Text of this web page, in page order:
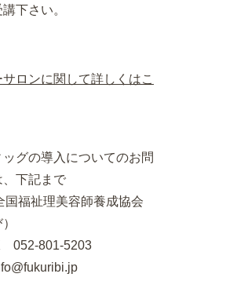
下さい。
ロンに関して詳しくはこ
ッグの導入についてのお問
、下記まで
国福祉理美容師養成協会
052-801-5203